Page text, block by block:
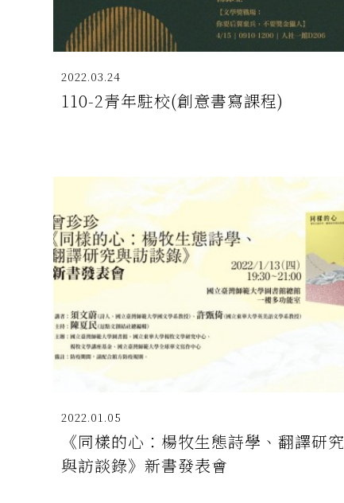
2022.03.24
110-2青年駐校(創意書寫課程)
2022.01.05
《同樣的心：楊牧生態詩學、翻譯研究
與訪談錄》新書發表會